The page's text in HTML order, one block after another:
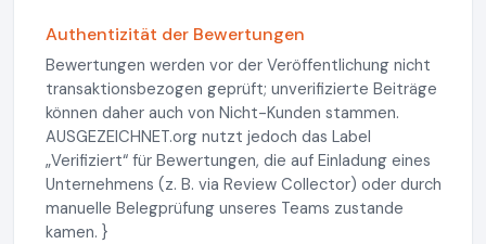
Authentizität der Bewertungen
Bewertungen werden vor der Veröffentlichung nicht
transaktionsbezogen geprüft; unverifizierte Beiträge
können daher auch von Nicht-Kunden stammen.
AUSGEZEICHNET.org nutzt jedoch das Label
„Verifiziert“ für Bewertungen, die auf Einladung eines
Unternehmens (z. B. via Review Collector) oder durch
manuelle Belegprüfung unseres Teams zustande
kamen. }